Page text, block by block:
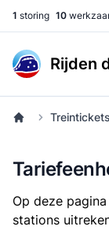
1 storing 10
Rijden
Treintickets
Op deze
stations